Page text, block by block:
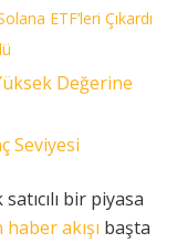
ETF’leri Çıkardı
Değerine
Seviyesi
bir piyasa
akışı başta